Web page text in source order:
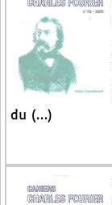
du (…)